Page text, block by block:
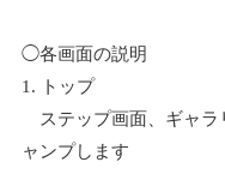
◯各画面の説明
1. トップ
ステップ画面、ギャラ
ャンプします